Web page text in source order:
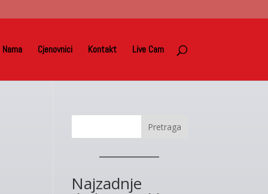
Nama Cjenovnici Kontakt Live Cam
Pretraga
Najzadnje